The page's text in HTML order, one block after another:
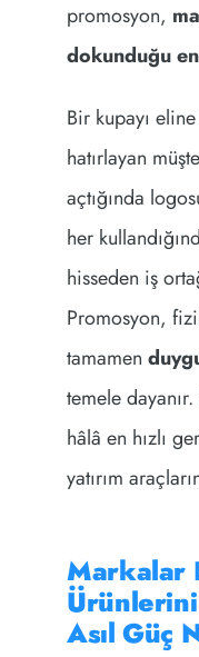
promosyon,
dokunduğu
Bir kupayı
hatırlayan
açtığında
her
hisseden iş
Promosyon,
tamamen
temele
hâlâ en hızlı
yatırım
Markalar
Asıl Güç